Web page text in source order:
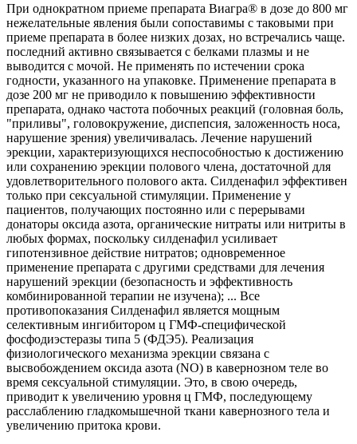
При однократном приеме препарата Виагра® в дозе до 800 мг
нежелательные явления были сопоставимы с таковыми при
приеме препарата в более низких дозах, но встречались чаще.
последний активно связывается с белками плазмы и не
выводится с мочой. Не применять по истечении срока
годности, указанного на упаковке. Применение препарата в
дозе 200 мг не приводило к повышению эффективности
препарата, однако частота побочных реакций (головная боль,
"приливы", головокружение, диспепсия, заложенность носа,
нарушение зрения) увеличивалась. Лечение нарушений
эрекции, характеризующихся неспособностью к достижению
или сохранению эрекции полового члена, достаточной для
удовлетворительного полового акта. Силденафил эффективен
только при сексуальной стимуляции. Применение у
пациентов, получающих постоянно или с перерывами
донаторы оксида азота, органические нитраты или нитриты в
любых формах, поскольку силденафил усиливает
гипотензивное действие нитратов; одновременное
применение препарата с другими средствами для лечения
нарушений эрекции (безопасность и эффективность
комбинированной терапии не изучена); ... Все
противопоказания Силденафил является мощным
селективным ингибитором ц ГМФ-специфической
фосфодиэстеразы типа 5 (ФДЭ5). Реализация
физиологического механизма эрекции связана с
высвобождением оксида азота (NO) в кавернозном теле во
время сексуальной стимуляции. Это, в свою очередь,
приводит к увеличению уровня ц ГМФ, последующему
расслаблению гладкомышечной ткани кавернозного тела и
увеличению притока крови.